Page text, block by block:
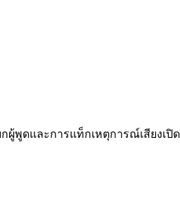
ผู้พูดและการแท็กเหตุการณ์เสียงเปิ